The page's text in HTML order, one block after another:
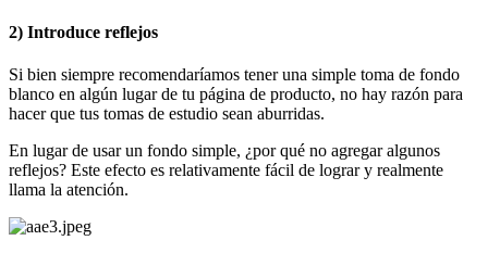
2) Introduce reflejos
Si bien siempre recomendaríamos tener una simple toma de fondo
blanco en algún lugar de tu página de producto, no hay razón para
hacer que tus tomas de estudio sean aburridas.
En lugar de usar un fondo simple, ¿por qué no agregar algunos
reflejos? Este efecto es relativamente fácil de lograr y realmente
llama la atención.